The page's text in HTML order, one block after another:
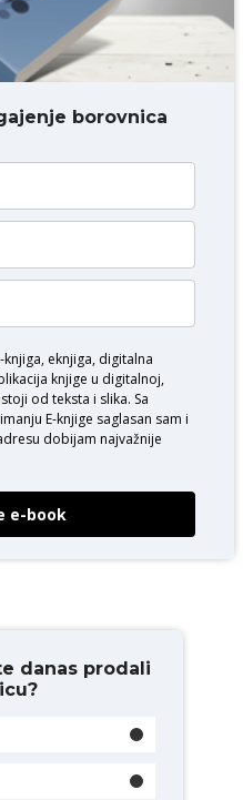
borovnica
eknjiga, digitalna
knjige u digitalnoj,
od teksta i slika. Sa
E-knjige saglasan sam i
dobijam najvažnije
e-book
danas prodali